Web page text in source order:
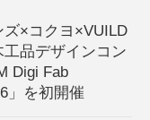
ズ×コクヨ×VUILD
品デザインコン
Digi Fab
」を初開催